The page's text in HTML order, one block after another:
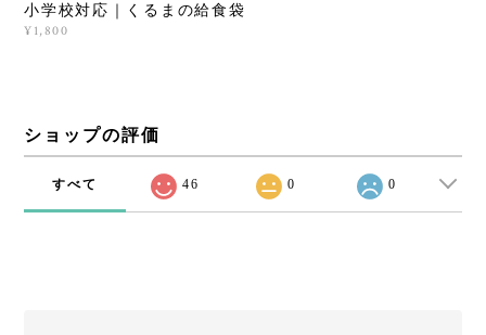
小学校対応｜くるまの給食袋
¥1,800
ショップの評価
すべて 46 0 0